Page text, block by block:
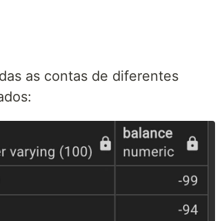
as contas de diferentes